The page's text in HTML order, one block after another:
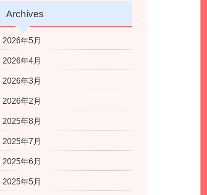
Archives
2026年5月
2026年4月
2026年3月
2026年2月
2025年8月
2025年7月
2025年6月
2025年5月